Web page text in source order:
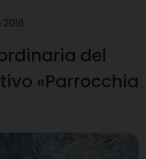
del
«Parrocchia